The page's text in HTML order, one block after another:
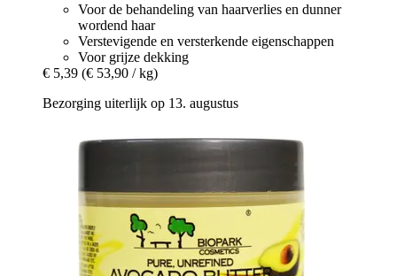
Voor de behandeling van haarverlies en dunner
wordend haar
Verstevigende en versterkende eigenschappen
Voor grijze dekking
€ 5,39 (€ 53,90 / kg)
Bezorging uiterlijk op 13. augustus